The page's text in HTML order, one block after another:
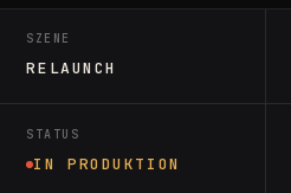
SZENE
RELAUNCH
STATUS
IN PRODUKTION